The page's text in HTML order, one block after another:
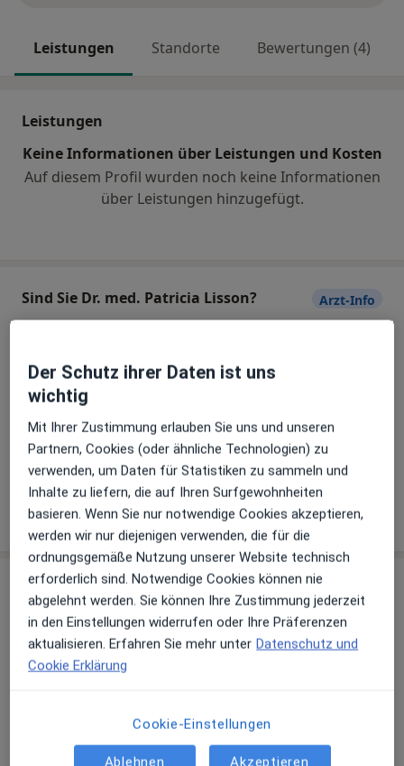
Leistungen Standorte Bewertungen (4)
Leistungen
Keine Informationen über Leistungen und Kosten
Auf diesem Profil wurden noch keine Informationen
über Leistungen hinzugefügt.
Sind Sie Dr. med. Patricia Lisson? Arzt-Info
Hinterlegen Sie kostenlos ein Portraitbild, Ihre
Sprechzeiten und Leistungen. Dadurch werden Sie
besser gefunden. Lassen Sie sich außerdem bereits
vor Veröffentlichung kostenfrei über neue
Patienten-Feedbacks per E-Mail informieren.
Jetzt als Arzt anmelden
Praxis
Praxis Dr. Gerhard Ludwig Lisson Facharzt
für Neurologie und Psychiatrie
Neue Str. 91,
Zu Google Mapsöffnet in einer neuen
Der Schutz ihrer Daten ist uns
wichtig
Mit Ihrer Zustimmung erlauben Sie uns und unseren
Partnern, Cookies (oder ähnliche Technologien) zu
verwenden, um Daten für Statistiken zu sammeln und
Inhalte zu liefern, die auf Ihren Surfgewohnheiten
basieren. Wenn Sie nur notwendige Cookies akzeptieren,
werden wir nur diejenigen verwenden, die für die
ordnungsgemäße Nutzung unserer Website technisch
erforderlich sind. Notwendige Cookies können nie
abgelehnt werden. Sie können Ihre Zustimmung jederzeit
in den Einstellungen widerrufen oder Ihre Präferenzen
aktualisieren. Erfahren Sie mehr unter Datenschutz und
Cookie Erklärung
Cookie-Einstellungen
Ablehnen Akzeptieren